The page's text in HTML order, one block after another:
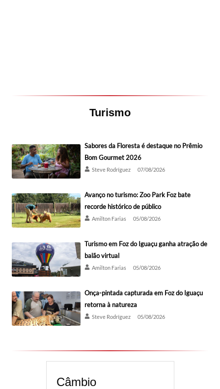
Turismo
Sabores da Floresta é destaque no Prêmio
Bom Gourmet 2026
Steve Rodríguez 07/08/2026
Avanço no turismo: Zoo Park Foz bate
recorde histórico de público
Amilton Farias 05/08/2026
Turismo em Foz do Iguaçu ganha atração de
balão virtual
Amilton Farias 05/08/2026
Onça-pintada capturada em Foz do Iguaçu
retorna à natureza
Steve Rodríguez 05/08/2026
Câmbio